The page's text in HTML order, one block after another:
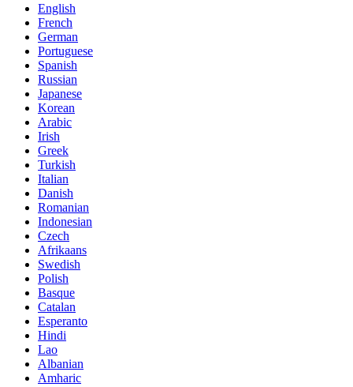
English
French
German
Portuguese
Spanish
Russian
Japanese
Korean
Arabic
Irish
Greek
Turkish
Italian
Danish
Romanian
Indonesian
Czech
Afrikaans
Swedish
Polish
Basque
Catalan
Esperanto
Hindi
Lao
Albanian
Amharic